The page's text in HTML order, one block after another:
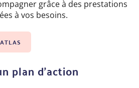
grâce à des prestations
à vos besoins.
plan d’action